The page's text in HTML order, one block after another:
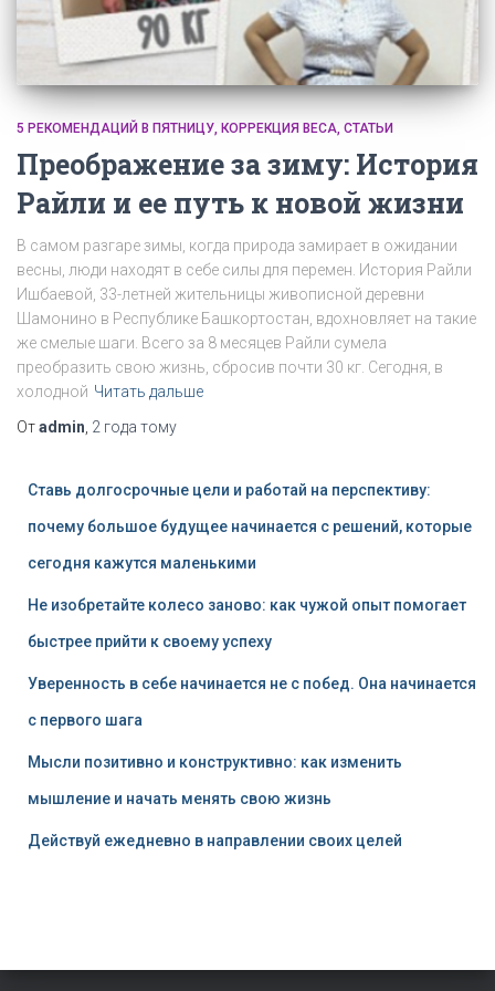
5 РЕКОМЕНДАЦИЙ В ПЯТНИЦУ КОРРЕКЦИЯ ВЕСА СТАТЬИ
Преображение за зиму: История
Райли и ее путь к новой жизни
В самом разгаре зимы, когда природа замирает в ожидании
весны, люди находят в себе силы для перемен. История Райли
Ишбаевой, 33-летней жительницы живописной деревни
Шамонино в Республике Башкортостан, вдохновляет на такие
же смелые шаги. Всего за 8 месяцев Райли сумела
преобразить свою жизнь, сбросив почти 30 кг. Сегодня, в
холодной Читать дальше
Отadmin 2 года тому
Ставь долгосрочные цели и работай на перспективу:
почему большое будущее начинается с решений, которые
сегодня кажутся маленькими
Не изобретайте колесо заново: как чужой опыт помогает
быстрее прийти к своему успеху
Уверенность в себе начинается не с побед. Она начинается
с первого шага
Мысли позитивно и конструктивно: как изменить
мышление и начать менять свою жизнь
Действуй ежедневно в направлении своих целей